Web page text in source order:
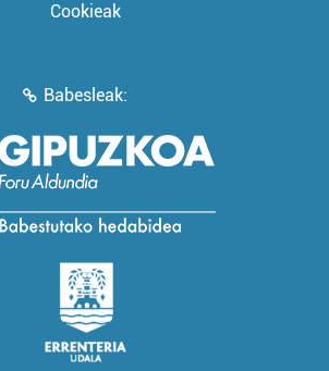
Cookieak
Babesleak: